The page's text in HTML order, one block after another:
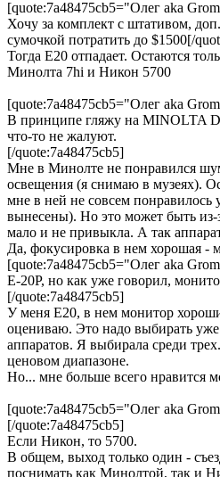
[quote:7a48475cb5="Олег aka
Хочу за комплект с штативом,
сумочкой потратить до $1500[/
Тогда Е20 отпадает. Остаются
Минолта 7hi и Никон 5700
[quote:7a48475cb5="Олег aka
В принципе гляжу на MINOLTA
что-то не жалуют.
[/quote:7a48475cb5]
Мне в Минолте не понравился
освещения (я снимаю в музеях).
мне в ней не совсем понравилось
вынесены). Но это может быть из-
мало и не привыкла. А так
Да, фокусировка в нем хорошая -
[quote:7a48475cb5="Олег aka
E-20P, но как уже говорил,
[/quote:7a48475cb5]
У меня Е20, в нем монитор
оцениваю. Это надо выбирать
аппаратов. Я выбирала среди
ценовом диапазоне.
Но... мне больше всего нравится
[quote:7a48475cb5="Олег aka
[/quote:7a48475cb5]
Если Никон, то 5700.
В общем, выход только один -
поснимать как Минолтой, так и